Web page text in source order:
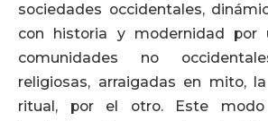
sociedades occidentales,
con historia y modernidad por
comunidades no
religiosas, arraigadas en mito,
ritual, por el otro. Este